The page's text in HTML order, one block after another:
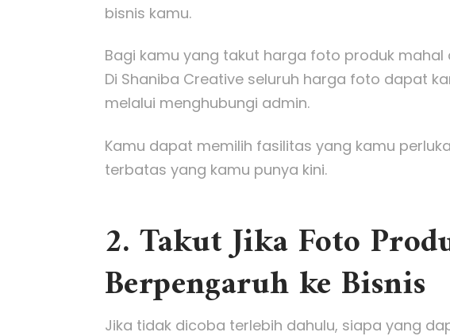
bisnis kamu.
Bagi kamu yang takut harga foto produk
Di Shaniba Creative seluruh harga foto dapat
melalui menghubungi admin.
Kamu dapat memilih fasilitas yang kamu
terbatas yang kamu punya kini.
2. Takut Jika Foto
Berpengaruh ke Bisnis
Jika tidak dicoba terlebih dahulu, siapa yang